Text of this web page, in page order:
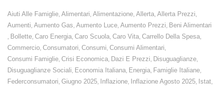
Aiuti Alle Famiglie, Alimentari, Alimentazione, Allerta, Allerta Prezzi,
Aumenti, Aumento Gas, Aumento Luce, Aumento Prezzi, Beni Alimentari
, Bollette, Caro Energia, Caro Scuola, Caro Vita, Carrello Della Spesa,
Commercio, Consumatori, Consumi, Consumi Alimentari,
Consumi Famiglie, Crisi Economica, Dazi E Prezzi, Disuguaglianze,
Disuguaglianze Sociali, Economia Italiana, Energia, Famiglie Italiane,
Federconsumatori, Giugno 2025, Inflazione, Inflazione Agosto 2025, Istat,